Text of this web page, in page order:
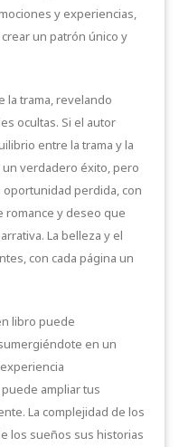
y experiencias,
un patrón único y
la trama, revelando
ocultas. Si el autor
entre la trama y la
verdadero éxito, pero
perdida, con
romance y deseo que
La belleza y el
con cada página un
libro puede
en un
ampliar tus
La complejidad de los
los sueños sus historias